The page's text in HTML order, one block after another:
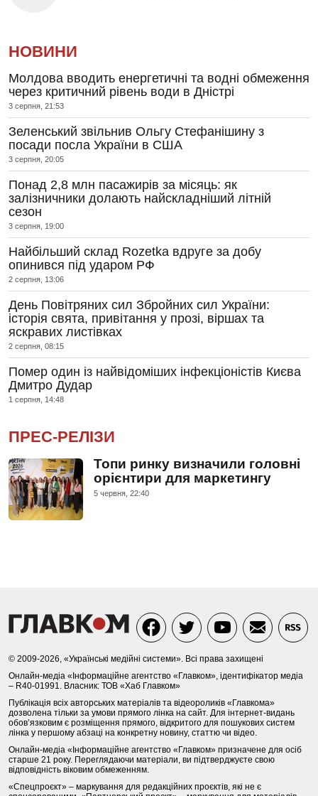
НОВИНИ
Молдова вводить енергетичні та водні обмеження
через критичний рівень води в Дністрі
3 серпня, 21:53
Зеленський звільнив Ольгу Стефанішину з
посади посла України в США
3 серпня, 20:05
Понад 2,8 млн пасажирів за місяць: як
залізничники долають найскладніший літній
сезон
3 серпня, 19:00
Найбільший склад Rozetka вдруге за добу
опинився під ударом РФ
2 серпня, 13:06
День Повітряних сил Збройних сил України:
історія свята, привітання у прозі, віршах та
яскравих листівках
2 серпня, 08:15
Помер один із найвідоміших інфекціоністів Києва
Дмитро Дудар
1 серпня, 14:48
ПРЕС-РЕЛІЗИ
Топи ринку визначили головні
орієнтири для маркетингу
5 червня, 22:40
© 2009-2026, «Українські медійні системи». Всі права захищені
Онлайн-медіа «Інформаційне агентство «Главком», ідентифікатор медіа
– R40-01991. Власник: ТОВ «Хаб Главком»
Публікація всіх авторських матеріалів та відеороликів «Главкома»
дозволена тільки за умови прямого лінка на сайт. Для інтернет-видань
обов’язковим є розміщення прямого, відкритого для пошукових систем
лінка у першому абзаці на конкретну новину, статтю чи відео.
Онлайн-медіа «Інформаційне агентство «Главком» призначене для осіб
старше 21 року. Переглядаючи матеріали, ви підтверджуєте свою
відповідність віковим обмеженням.
«Спецпроєкт» – маркування для редакційних проєктів, які не є